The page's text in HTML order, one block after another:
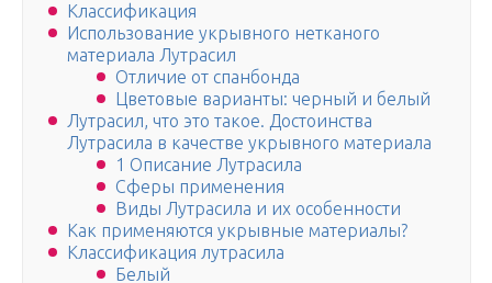
Классификация
Использование укрывного нетканого
материала Лутрасил
Отличие от спанбонда
Цветовые варианты: черный и белый
Лутрасил, что это такое. Достоинства
Лутрасила в качестве укрывного материала
1 Описание Лутрасила
Сферы применения
Виды Лутрасила и их особенности
Как применяются укрывные материалы?
Классификация лутрасила
Белый